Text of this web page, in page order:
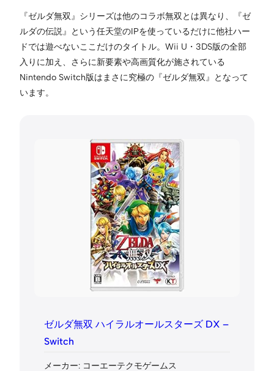
『ゼルダ無双』シリーズは他のコラボ無双とは異なり、『ゼ
ルダの伝説』という任天堂のIPを使っているだけに他社ハー
ドでは遊べないここだけのタイトル。Wii U・3DS版の全部
入りに加え、さらに新要素や高画質化が施されている
Nintendo Switch版はまさに究極の『ゼルダ無双』となって
います。
ゼルダ無双 ハイラルオールスターズ DX –
Switch
メーカー: コーエーテクモゲームス